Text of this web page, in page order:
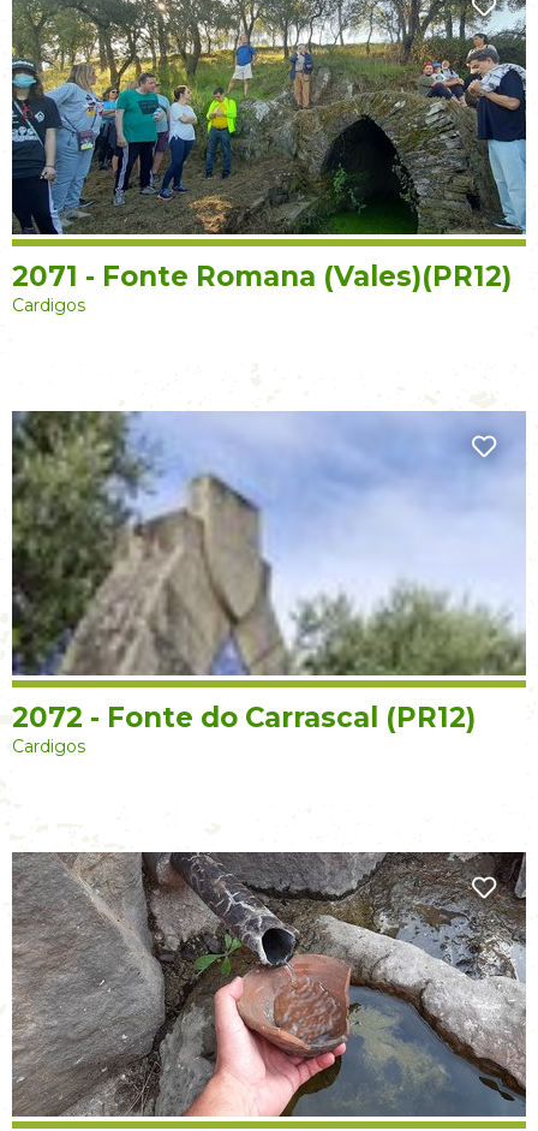
2071 - Fonte Romana (Vales)(PR12)
Cardigos
2072 - Fonte do Carrascal (PR12)
Cardigos